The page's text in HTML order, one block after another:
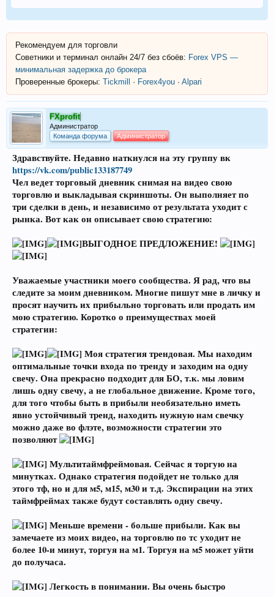
Рекомендуем для торговли
Советники и терминал онлайн 24/7 без сбоёв: Forex VPS —
минимальная задержка до брокера
Проверенные брокеры: Tickmill · Forex4you · Alpari
FXprofit
Администратор
Команда форума
Администратор
Здравствуйте. Недавно наткнулся на эту группу вк
https://vk.com/public133187749
Чел ведет торговый дневник снимая на видео свою
торговлю и выкладывая скриншоты. Он выполняет по
три сделки в день, и независимо от результата уходит с
рынка. Вот как он описывает свою стратегию:
ВЫГОДНОЕ ПРЕДЛОЖЕНИЕ!
Уважаемые участники моего сообщества. Я рад, что вы
следите за моим дневником. Многие пишут мне в личку и
просят научить их прибыльно торговать или продать им
мою стратегию. Коротко о преимуществах моей
стратегии:
Моя стратегия трендовая. Мы находим
оптимальные точки входа по тренду и заходим на одну
свечу. Она прекрасно подходит для БО, т.к. мы ловим
лишь одну свечу, а не глобальное движение. Кроме того,
для того чтобы быть в прибыли необязательно иметь
явно устойчивый тренд, находить нужную нам свечку
можно даже во флэте, возможности стратегии это
позволяют
Мультитаймфреймовая. Сейчас я торгую на
минутках. Однако стратегия подойдет не только для
этого тф, но и для м5, м15, м30 и т.д. Экспирации на этих
таймфреймах также будут составлять одну свечу.
Меньше времени - больше прибыли. Как вы
замечаете из моих видео, на торговлю по тс уходит не
более 10-и минут, торгуя на м1. Торгуя на м5 может уйти
до получаса.
Легкость в понимании. Вы очень быстро